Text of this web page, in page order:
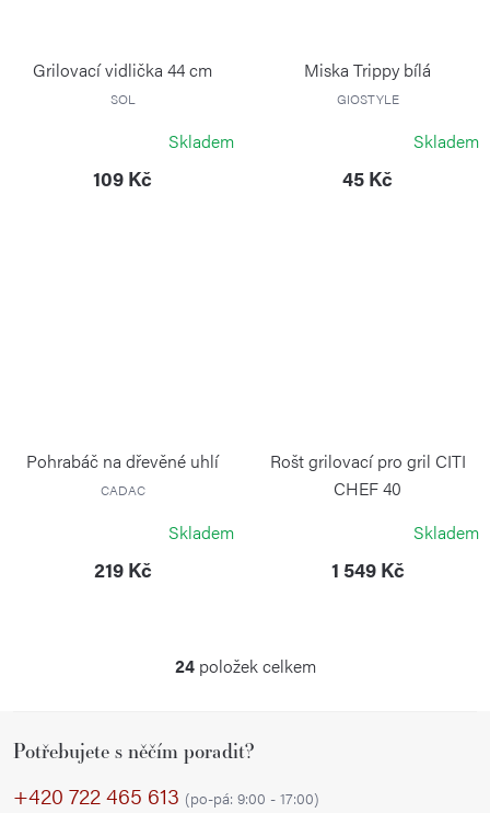
Grilovací vidlička 44 cm
SOL
Skladem
109 Kč
Miska Trippy bílá
GIOSTYLE
Skladem
45 Kč
Pohrabáč na dřevěné uhlí
CADAC
Skladem
219 Kč
Rošt grilovací pro gril CITI
CHEF 40
Skladem
1 549 Kč
O
á
d
24položek celkem
Potřebujete s něčím poradit?
+420 722 465 613 (po-pá: 9:00 - 17:00)